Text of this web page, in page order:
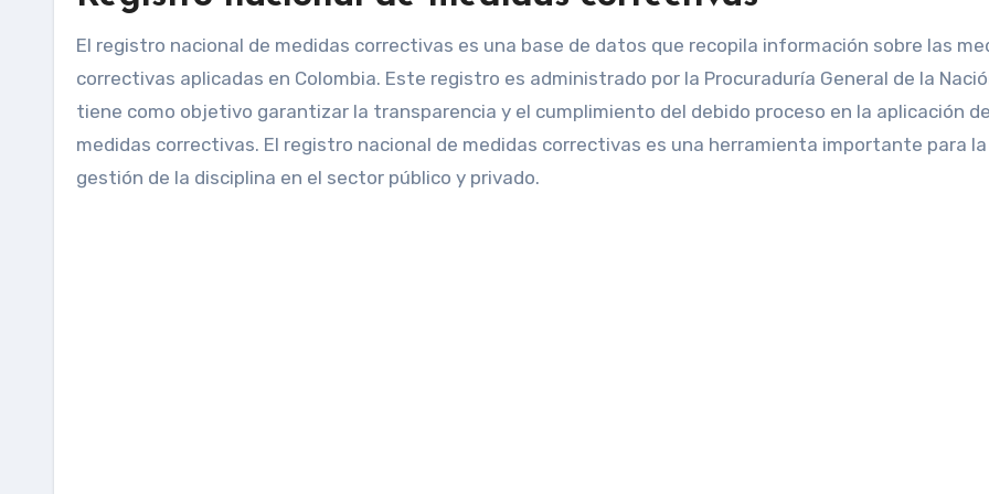
El registro nacional de medidas correctivas es una base de datos que recopila información sobre las
correctivas aplicadas en Colombia. Este registro es administrado por la Procuraduría General de la
tiene como objetivo garantizar la transparencia y el cumplimiento del debido proceso en la aplicación
medidas correctivas. El registro nacional de medidas correctivas es una herramienta importante para la
gestión de la disciplina en el sector público y privado.